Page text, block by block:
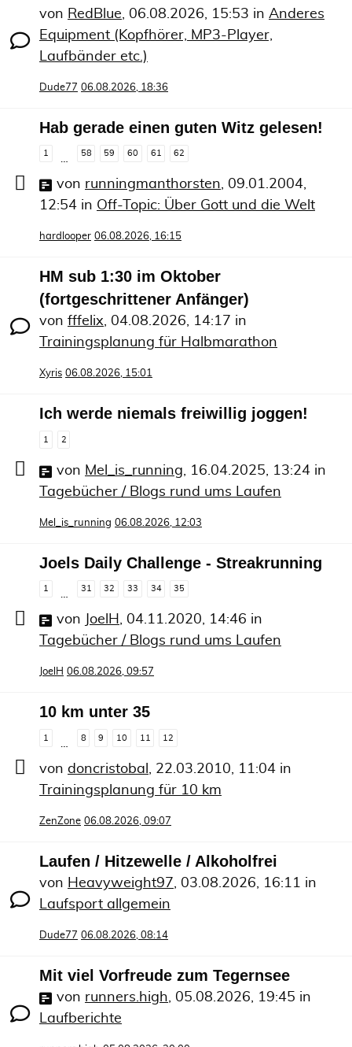
von RedBlue 06.08.2026, 15:53 in Anderes
Equipment (Kopfhörer, MP3-Player,
Laufbänder etc.)
Dude77 06.08.2026, 18:36
Hab gerade einen guten Witz gelesen!
1
…
58 59 60 61 62
von runningmanthorsten, 09.01.2004,
12:54 in Off-Topic: Über Gott und die Welt
hardlooper 06.08.2026, 16:15
HM sub 1:30 im Oktober
(fortgeschrittener Anfänger)
von fffelix, 04.08.2026, 14:17 in
Trainingsplanung für Halbmarathon
Xyris 06.08.2026, 15:01
Ich werde niemals freiwillig joggen!
1 2
von Mel_is_running 16.04.2025, 13:24 in
Tagebücher / Blogs rund ums Laufen
Mel_is_running 06.08.2026, 12:03
Joels Daily Challenge - Streakrunning
1
…
31 32 33 34 35
von JoelH , 04.11.2020, 14:46 in
Tagebücher / Blogs rund ums Laufen
JoelH 06.08.2026, 09:57
10 km unter 35
1 8 9 10 11 12
von doncristobal 22.03.2010, 11:04 in
Trainingsplanung für 10 km
ZenZone 06.08.2026, 09:07
Laufen / Hitzewelle / Alkoholfrei
von Heavyweight97 03.08.2026, 16:11
in
Laufsport allgemein
Dude77 06.08.2026, 08:14
Mit viel Vorfreude zum Tegernsee
von runners.high 05.08.2026, 19:45 in
Laufberichte